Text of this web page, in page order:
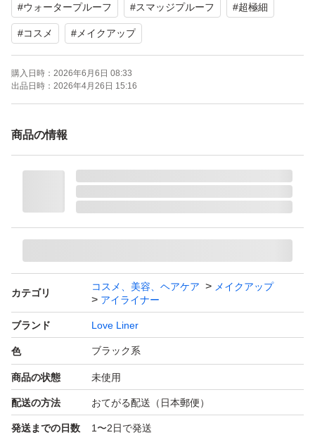
【商品名】ラブ・ライナー リキッド
【カラー】ブラック
【特徴】ウォータープルーフ、スマッジプルーフ、お湯で
#ウォータープルーフ #スマッジプルーフ #超極細
#コスメ #メイクアップ
購入日時： 2026年6月6日 08:33
出品日時： 2026年4月26日 15:16
商品の情報
カテゴリ
コスメ、美容、ヘアケア
メイクアップ
アイライナー
ブランド Love Liner
色 ブラック系
商品の状態 未使用
配送の方法 おてがる配送（日本郵便）
発送までの日数 1〜2日で発送